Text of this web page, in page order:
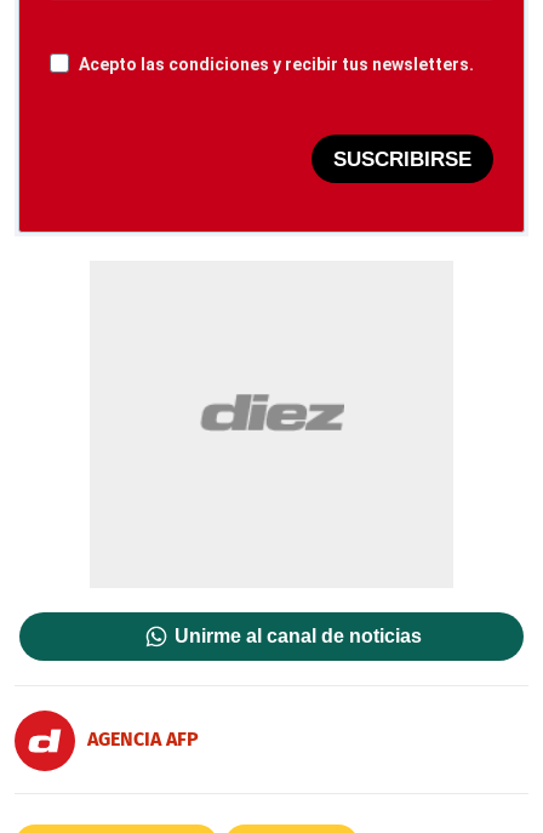
Acepto las condiciones y recibir tus newsletters.
SUSCRIBIRSE
Unirme al canal de noticias
AGENCIA AFP